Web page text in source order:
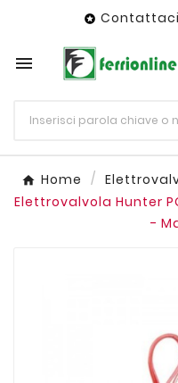
 Contattaci

Home
Elettrovalvola Hunter
-